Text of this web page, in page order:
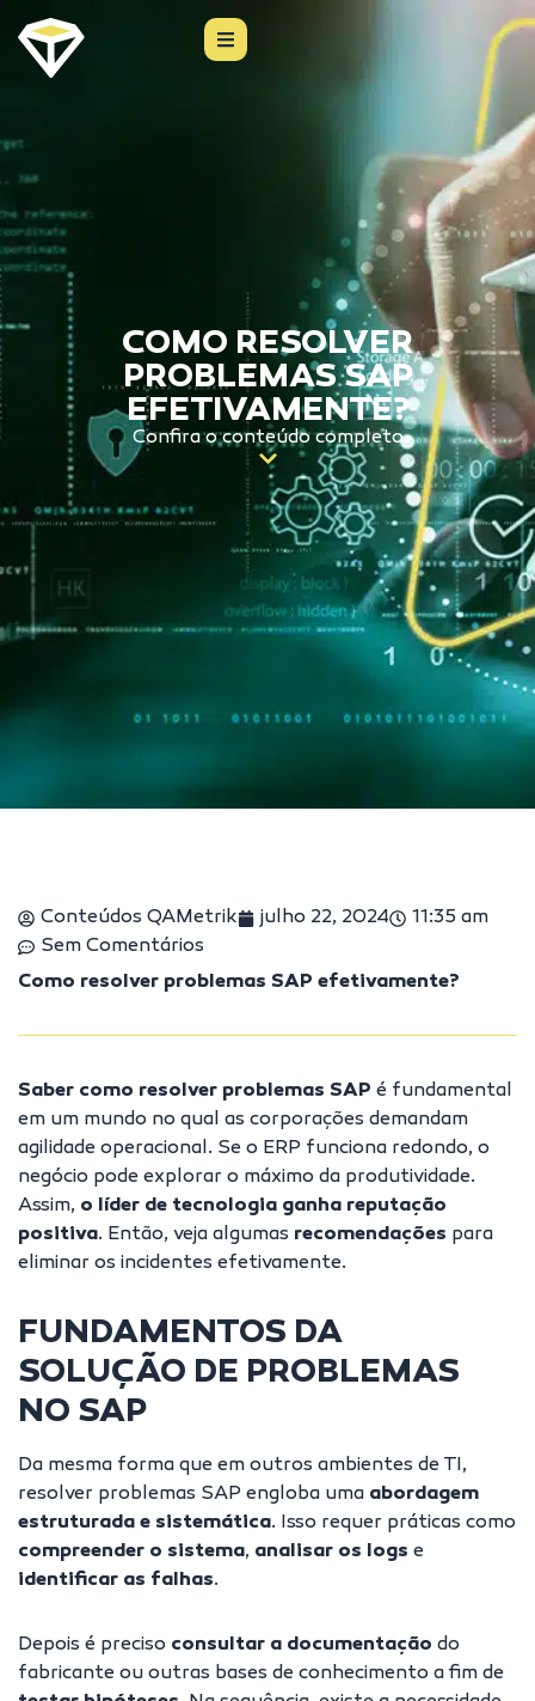
COMO RESOLVER
PROBLEMAS SAP
EFETIVAMENTE?
Confira o conteúdo completo
Conteúdos QAMetrik julho 22, 2024
11:35 am
Sem Comentários
Como resolver problemas SAP efetivamente?
Saber como resolver problemas SAP é fundamental
em um mundo no qual as corporações demandam
agilidade operacional. Se o ERP funciona redondo, o
negócio pode explorar o máximo da produtividade.
Assim, o líder de tecnologia ganha reputação
positiva. Então, veja algumas recomendações para
eliminar os incidentes efetivamente.
FUNDAMENTOS DA
SOLUÇÃO DE PROBLEMAS
NO SAP
Da mesma forma que em outros ambientes de TI,
resolver problemas SAP engloba uma abordagem
estruturada e sistemática. Isso requer práticas como
compreender o sistema, analisar os logs e
identificar as falhas.
Depois é preciso consultar a documentação do
fabricante ou outras bases de conhecimento a fim de